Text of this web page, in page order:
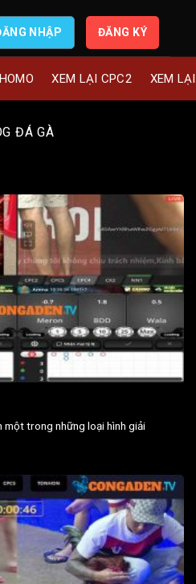
NHẬP ĐĂNG KÝ
XEM LẠI CPC2 XEM
ĐÁ GÀ
trong những loại hình giải